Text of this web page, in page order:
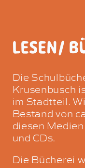
LESEN/
Die
Krusenbusch
im Stadtteil.
Bestand von
diesen
und CDs.
Die Bücherei